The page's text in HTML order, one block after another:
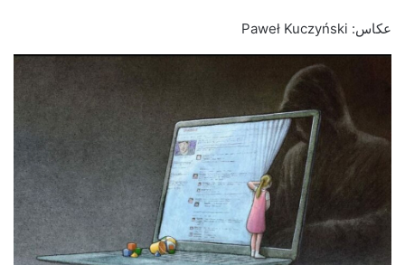
عکاس: Paweł Kuczyński